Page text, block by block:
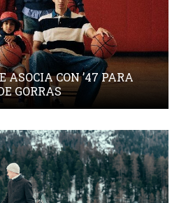
ASOCIA CON ’47 PARA
GORRAS